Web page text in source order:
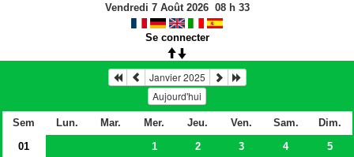
Vendredi 7 Août 2026 08h 33
Se connecter
Janvier 2025
Aujourd'hui
Sem Lun. Mar. Mer. Jeu. Ven. Sam.
Dim.
01
1 2 3 4
5